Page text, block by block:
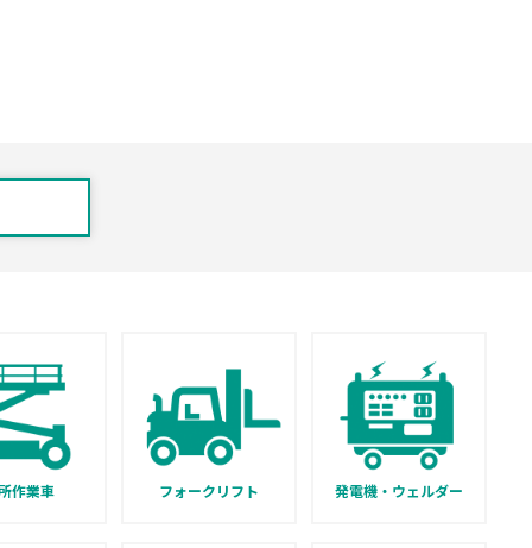
作業車 フォークリフト 発電機・ウェルダー